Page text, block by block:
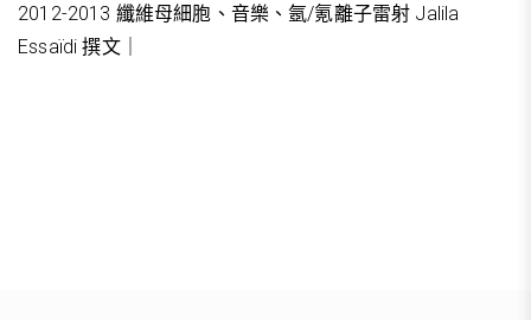
2012-2013 纖維母細胞、音樂、氬/氪離子雷射 Jalila
Essaïdi 撰文｜